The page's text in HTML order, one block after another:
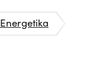
Energetika